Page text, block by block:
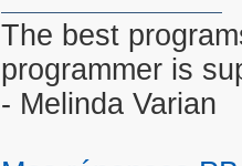
The best
programmer is
- Melinda Varian